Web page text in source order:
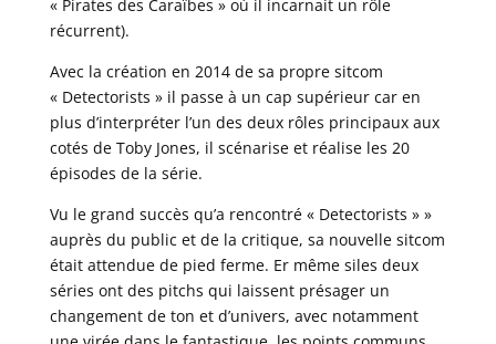
« Pirates des Caraïbes » où il incarnait un rôle
récurrent).
Avec la création en 2014 de sa propre sitcom
« Detectorists » il passe à un cap supérieur car en
plus d’interpréter l’un des deux rôles principaux aux
cotés de Toby Jones, il scénarise et réalise les 20
épisodes de la série.
Vu le grand succès qu’a rencontré « Detectorists » »
auprès du public et de la critique, sa nouvelle sitcom
était attendue de pied ferme. Er même siles deux
séries ont des pitchs qui laissent présager un
changement de ton et d’univers, avec notamment